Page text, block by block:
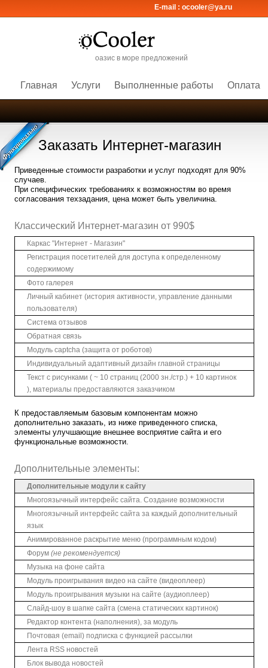
E-mail : ocooler@ya.ru
оазис в море предложений
Главная Услуги Выполненные работы Оплата
Заказать Интернет-магазин
Приведенные стоимости разработки и услуг подходят для 90%
случаев.
При специфических требованиях к возможностям во время
согласования техзадания, цена может быть увеличина.
Классический Интернет-магазин от 990$
Каркас "Интернет - Магазин"
Регистрация посетителей для доступа к определенному
содержимому
Фото галерея
Личный кабинет (история активности, управление данными
пользователя)
Система отзывов
Обратная связь
Модуль captcha (защита от роботов)
Индивидуальный адаптивный дизайн главной страницы
Текст с рисунками ( ~ 10 страниц (2000 зн./стр.) + 10 картинок
), материалы предоставляются заказчиком
К предоставляемым базовым компонентам можно
дополнительно заказать, из ниже приведенного списка,
элементы улучшающие внешнее восприятие сайта и его
функциональные возможности.
Дополнительные элементы:
Дополнительные модули к сайту
Многоязычный интерфейс сайта. Создание возможности
Многоязычный интерфейс сайта за каждый дополнительный
язык
Анимированное раскрытие меню (программным кодом)
Форум (не рекомендуется)
Музыка на фоне сайта
Модуль проигрывания видео на сайте (видеоплеер)
Модуль проигрывания музыки на сайте (аудиоплеер)
Слайд-шоу в шапке сайта (смена статических картинок)
Редактор контента (наполнения), за модуль
Почтовая (email) подписка с функцией рассылки
Лента RSS новостей
Блок вывода новостей